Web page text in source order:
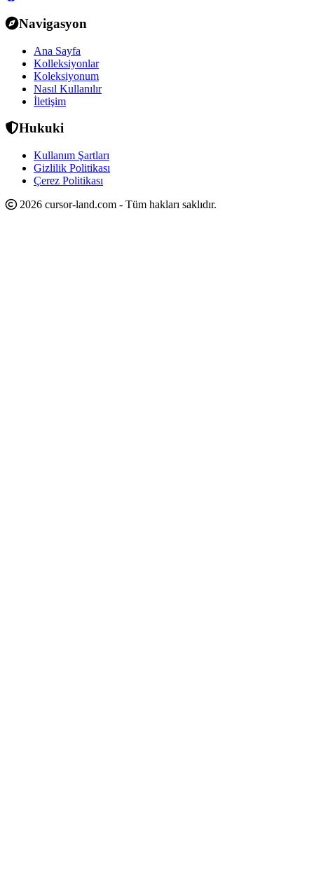
Navigasyon
Ana Sayfa
Kolleksiyonlar
Koleksiyonum
Nasıl Kullanılır
İletişim
Hukuki
Kullanım Şartları
Gizlilik Politikası
Çerez Politikası
2026 cursor-land.com - Tüm hakları saklıdır.